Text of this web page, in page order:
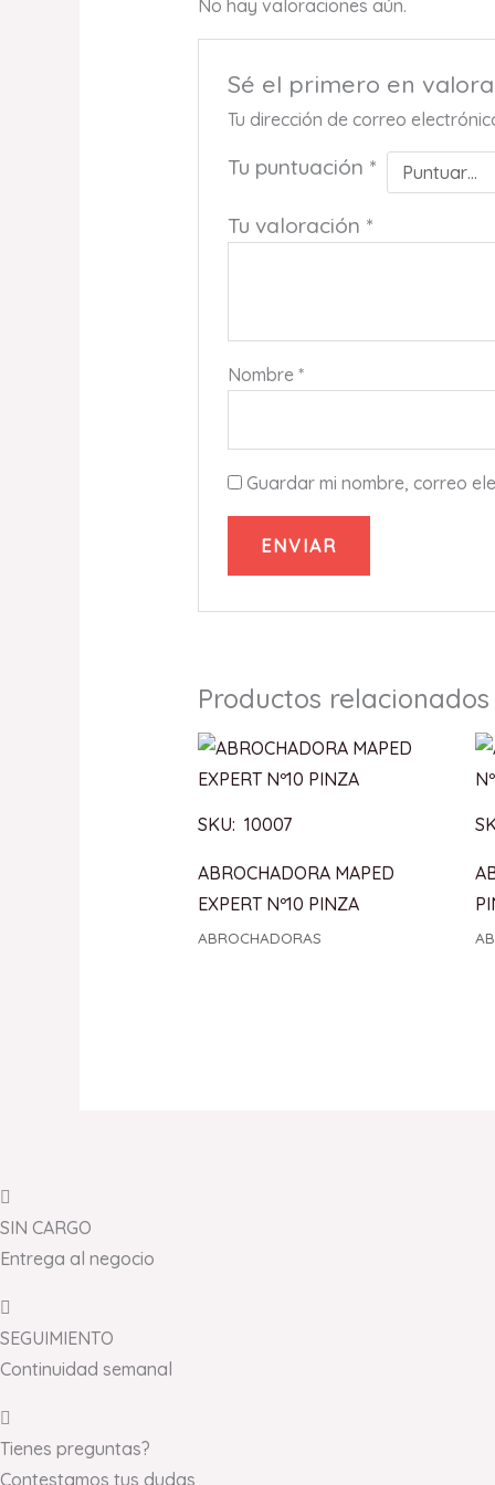
No hay valoraciones aún.
Sé el primero en
Tu dirección de correo
Tu puntuación *
Tu valoración *
Nombre*
Guardar mi nombre, correo
Productos relacionados
SKU: 10007
ABROCHADORA MAPED
EXPERT Nº10 PINZA
ABROCHADORAS
SIN CARGO
Entrega al negocio
SEGUIMIENTO
Continuidad semanal
Tienes preguntas?
Contestamos tus dudas